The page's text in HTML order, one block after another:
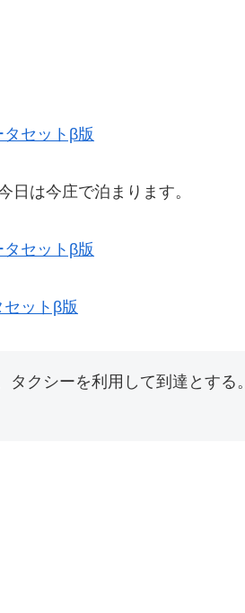
セットβ版
日は今庄で泊まります。
セットβ版
ットβ版
クシーを利用して到達とする。